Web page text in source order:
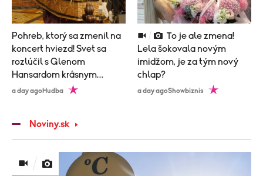
Pohreb, ktorý sa zmenil na
koncert hviezd! Svet sa
rozlúčil s Glenom
Hansardom krásnym
obradom
a day agoHudba
Lela šokovala novým
imidžom, je za tým nový
chlap?
a day agoShowbiznis
Noviny.sk